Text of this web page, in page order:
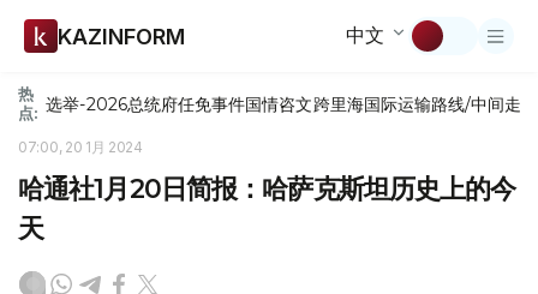
KAZINFORM 中文
热
点: 选举-2026总统府任免事件国情咨文跨里海国际运输路线/中间走廊
07:00, 20 1月 2024
哈通社1月20日简报：哈萨克斯坦历史上的今
天